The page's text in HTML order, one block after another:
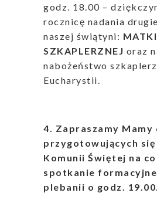
godz. 18.00 –
rocznicę nadania
naszej świątyni:
SZKAPLERZNEJ oraz
nabożeństwo
Eucharystii.
4. Zapraszamy Mamy
przygotowujących się
Komunii Świętej na
spotkanie
plebanii o godz. 19.00.